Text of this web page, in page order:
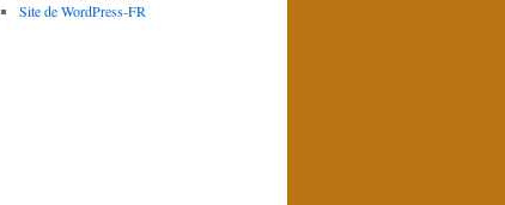
Site de WordPress-FR